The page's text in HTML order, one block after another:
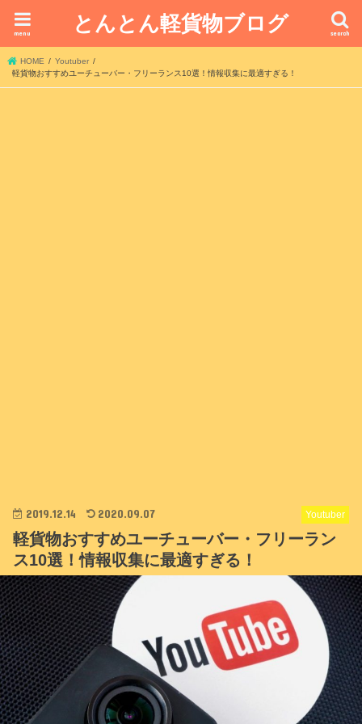
とんとん軽貨物ブログ search
menu
HOME
Youtuber
軽貨物おすすめユーチューバー・フリーランス10選！情報収集に最適すぎる！
Youtuber
2019.12.14 2020.09.07
軽貨物おすすめユーチューバー・フリーラン
ス10選！情報収集に最適すぎる！